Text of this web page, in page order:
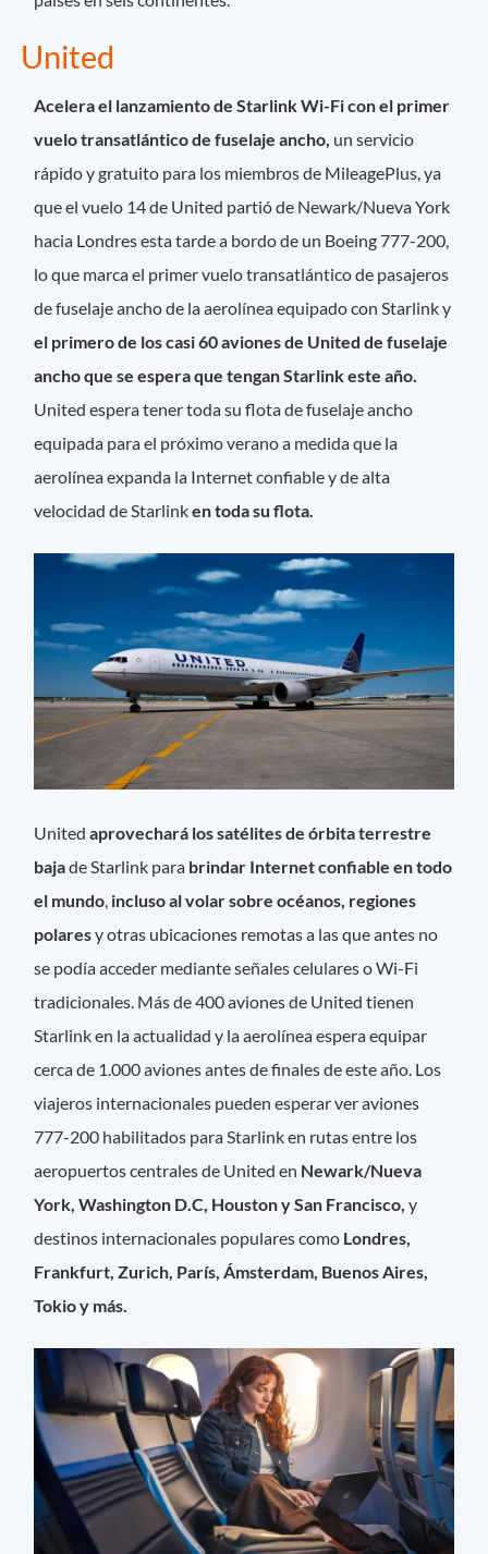
United
Acelera el lanzamiento de Starlink Wi-Fi con el primer
vuelo transatlántico de fuselaje ancho, un servicio
rápido y gratuito para los miembros de MileagePlus, ya
que el vuelo 14 de United partió de Newark/Nueva York
hacia Londres esta tarde a bordo de un Boeing 777-200,
lo que marca el primer vuelo transatlántico de pasajeros
de fuselaje ancho de la aerolínea equipado con Starlink y
el primero de los casi 60 aviones de United de fuselaje
ancho que se espera que tengan Starlink este año.
United espera tener toda su flota de fuselaje ancho
equipada para el próximo verano a medida que la
aerolínea expanda la Internet confiable y de alta
velocidad de Starlinken toda su flota.
Unitedaprovechará los satélites de órbita terrestre
bajade Starlink para brindar Internet confiable en todo
el mundo, incluso al volar sobre océanos, regiones
polaresy otras ubicaciones remotas a las que antes no
se podía acceder mediante señales celulares o Wi-Fi
tradicionales. Más de 400 aviones de United tienen
Starlink en la actualidad y la aerolínea espera equipar
cerca de 1.000 aviones antes de finales de este año. Los
viajeros internacionales pueden esperar ver aviones
777-200 habilitados para Starlink en rutas entre los
aeropuertos centrales de United en Newark/Nueva
York, Washington D.C, Houston y San Francisco,y
destinos internacionales populares como Londres,
Frankfurt, Zurich, París, Ámsterdam, Buenos Aires,
Tokio y más.